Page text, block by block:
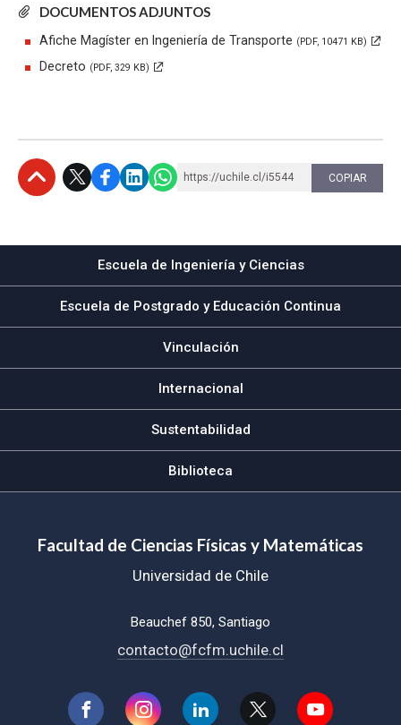
DOCUMENTOS ADJUNTOS
Afiche Magíster en Ingeniería de Transporte (PDF, 10471 KB)
Decreto (PDF, 329 KB)
https://uchile.cl/i5544 COPIAR
Escuela de Ingeniería y Ciencias
Escuela de Postgrado y Educación Continua
Vinculación
Internacional
Sustentabilidad
Biblioteca
Facultad de Ciencias Físicas y Matemáticas
Universidad de Chile
Beauchef 850, Santiago
contacto@fcfm.uchile.cl